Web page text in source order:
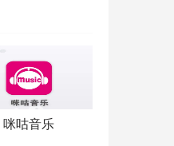
咪咕音乐